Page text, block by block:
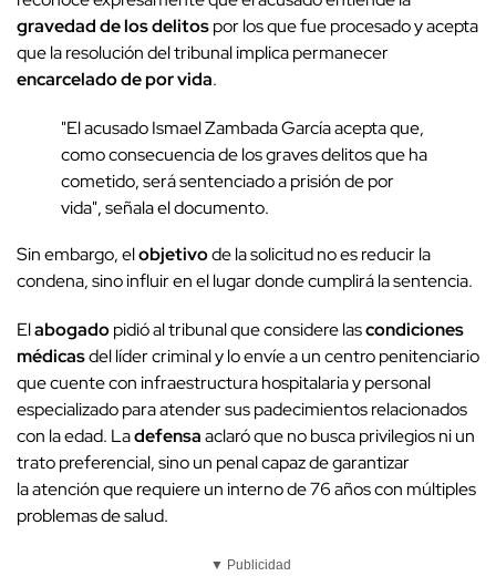
gravedad de los delitospor los que fue procesado y acepta
que la resolución del tribunal implica permanecer
encarcelado de por vida.
"El acusado Ismael Zambada García acepta que,
como consecuencia de los graves delitos que ha
cometido, será sentenciado a prisión de por
vida", señala el documento.
Sin embargo, elobjetivode la solicitud no es reducir la
condena, sino influir en el lugar donde cumplirá la sentencia.
Elabogadopidió al tribunal que considere lascondiciones
médicasdel líder criminal y lo envíe a un centro penitenciario
que cuente con infraestructura hospitalaria y personal
especializado para atender sus padecimientos relacionados
con la edad. Ladefensaaclaró que no busca privilegios ni un
trato preferencial, sino un penal capaz de garantizar
la atención que requiere un interno de 76 años con múltiples
problemas de salud.
▼ Publicidad